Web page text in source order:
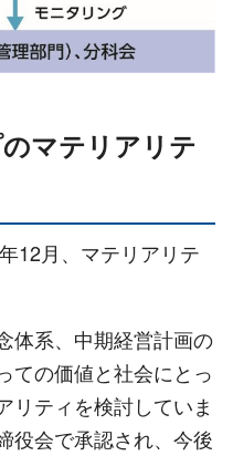
マテリアリテ
12月、マテリアリテ
体系、中期経営計画の
ての価値と社会にとっ
リティを検討していま
役会で承認され、今後